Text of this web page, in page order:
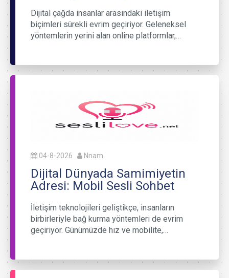
Dijital çağda insanlar arasındaki iletişim
biçimleri sürekli evrim geçiriyor. Geleneksel
yöntemlerin yerini alan online platformlar,…
04-8-2026 Nnam
Dijital Dünyada Samimiyetin
Adresi: Mobil Sesli Sohbet
İletişim teknolojileri geliştikçe, insanların
birbirleriyle bağ kurma yöntemleri de evrim
geçiriyor. Günümüzde hız ve mobilite,…